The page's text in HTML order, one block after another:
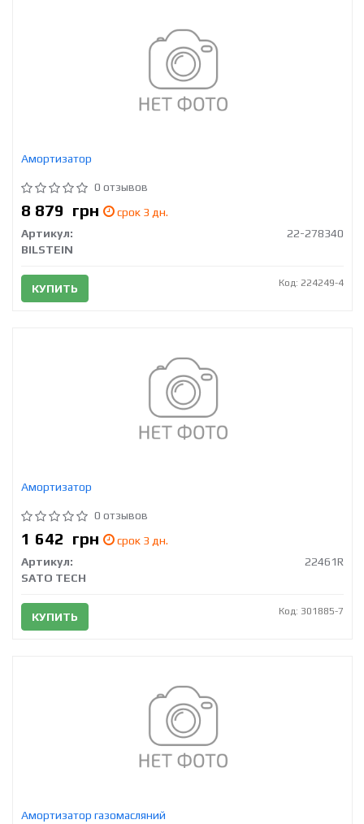
Амортизатор
0 отзывов
8 879 грн
срок 3 дн.
Артикул:
22-278340
BILSTEIN
КУПИТЬ Код: 224249-4
Амортизатор
0 отзывов
1 642 грн
срок 3 дн.
Артикул:
22461R
SATO TECH
КУПИТЬ Код: 301885-7
Амортизатор газомасляний